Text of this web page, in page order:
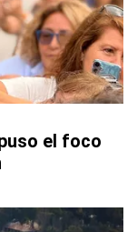
el foco